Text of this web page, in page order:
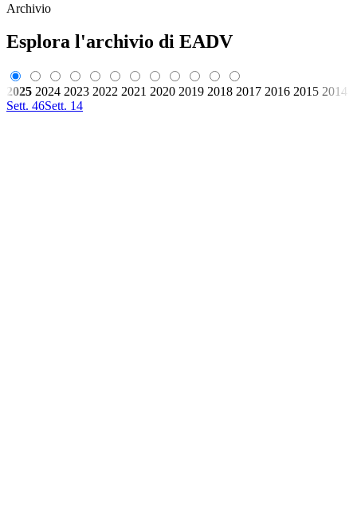
Archivio
Esplora l'archivio di EADV
2025 2024 2023 2022 2021 2020 2019 2018 2017 2016 2015 2014
Sett. 46Sett. 14